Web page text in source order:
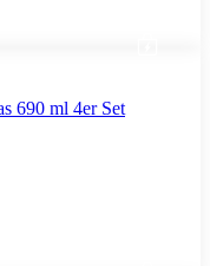
690 ml 4er Set